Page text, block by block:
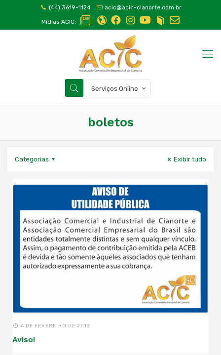
(44) 3619-1124 acic@acic-cianorte.com.br
Mídias ACIC:
Serviços Online
boletos
Categorias Exibir tudo
4 DE FEVEREIRO DE 2013
Aviso!